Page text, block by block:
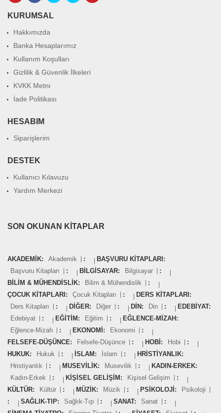
KURUMSAL
Hakkımızda
Banka Hesaplarımız
Kullanım Koşulları
Gizlilik & Güvenlik İlkeleri
KVKK Metni
İade Politikası
HESABIM
Siparişlerim
DESTEK
Kullanıcı Kılavuzu
Yardım Merkezi
SON OKUNAN KITAPLAR
AKADEMIK: Akademik :
BAŞVURU KITAPLARI:
Başvuru Kitapları
: BILGISAYAR: Bilgisayar
:
BILIM & MÜHENDISLIK:
Bilim & Mühendislik
:
ÇOCUK KITAPLARI:
Çocuk Kitapları :
DERS KITAPLARI:
Ders Kitapları
: DIĞER: Diğer : DIN: Din :
EDEBIYAT:
Edebiyat
: EĞITIM: Eğitim :
EĞLENCE-MIZAH:
Eğlence-Mizah
: EKONOMI: Ekonomi
:
FELSEFE-DÜŞÜNCE:
Felsefe-Düşünce : HOBI: Hobi
:
HUKUK:
Hukuk : İSLAM: İslam :
HRISTIYANLIK:
Hristiyanlık
: MUSEVILIK: Musevilik :
KADIN-ERKEK:
Kadın-Erkek
: KIŞISEL GELIŞIM: Kişisel Gelişim
:
KÜLTÜR:
Kültür : MÜZIK: Müzik : PSIKOLOJI:
Psikoloji
:
SAĞLIK-TIP: Sağlık-Tıp : SANAT: Sanat
: